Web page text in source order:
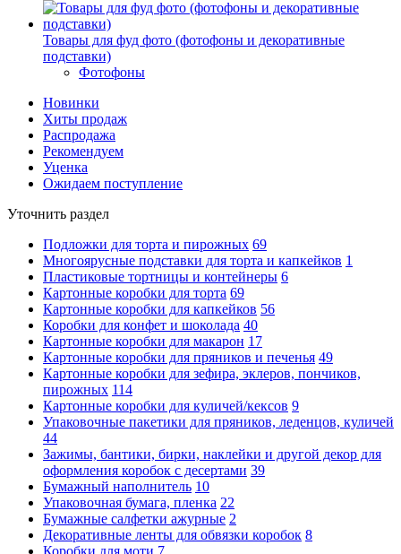
Товары для фуд фото (фотофоны и декоративные
подставки)
Фотофоны
Новинки
Хиты продаж
Распродажа
Рекомендуем
Уценка
Ожидаем поступление
Уточнить раздел
Подложки для торта и пирожных 69
Многоярусные подставки для торта и капкейков 1
Пластиковые тортницы и контейнеры 6
Картонные коробки для торта 69
Картонные коробки для капкейков 56
Коробки для конфет и шоколада 40
Картонные коробки для макарон 17
Картонные коробки для пряников и печенья 49
Картонные коробки для зефира, эклеров, пончиков,
пирожных 114
Картонные коробки для куличей/кексов 9
Упаковочные пакетики для пряников, леденцов, куличей
44
Зажимы, бантики, бирки, наклейки и другой декор для
оформления коробок с десертами 39
Бумажный наполнитель 10
Упаковочная бумага, пленка 22
Бумажные салфетки ажурные 2
Декоративные ленты для обвязки коробок 8
Коробки для моти 7